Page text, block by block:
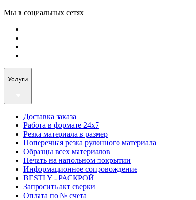
Мы в социальных сетях
Услуги
Доставка заказа
Работа в формате 24х7
Резка материала в размер
Поперечная резка рулонного материала
Образцы всех материалов
Печать на напольном покрытии
Информационное сопровождение
BESTLY - РАСКРОЙ
Запросить акт сверки
Оплата по № счета